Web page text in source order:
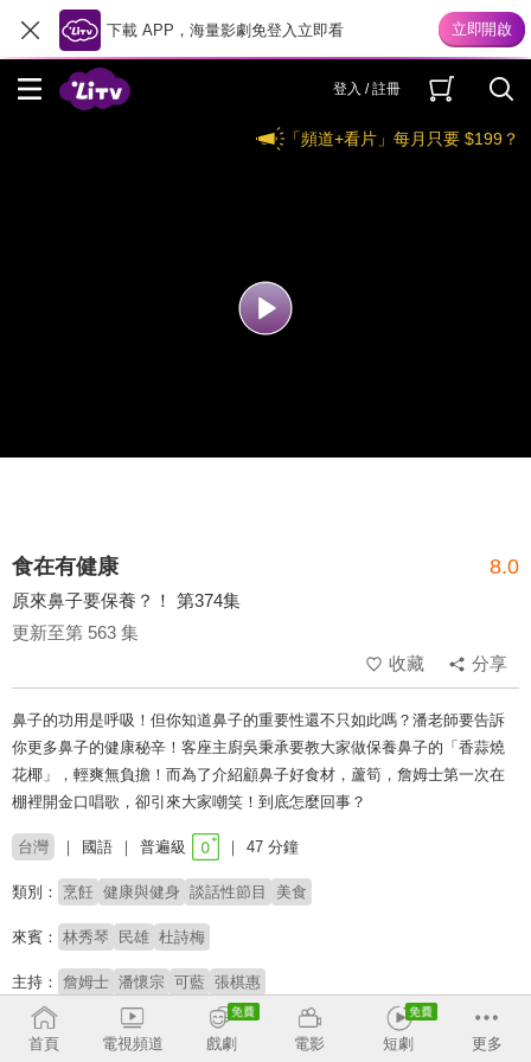
下載 APP，海量影劇免登入立即看
登入 / 註冊
「頻道+看片」每月只要 $199？
食在有健康 8.0
原來鼻子要保養？！ 第374集
更新至第 563 集
收藏
分享
鼻子的功用是呼吸！但你知道鼻子的重要性還不只如此嗎？潘老師要告訴
你更多鼻子的健康秘辛！客座主廚吳秉承要教大家做保養鼻子的「香蒜燒
花椰」，輕爽無負擔！而為了介紹顧鼻子好食材，蘆筍，詹姆士第一次在
棚裡開金口唱歌，卻引來大家嘲笑！到底怎麼回事？
台灣 國語 普遍級 47 分鐘
類別： 烹飪 健康與健身 談話性節目 美食
來賓： 林秀琴 民雄 杜詩梅
主持： 詹姆士 潘懷宗 可藍 張棋惠
# 健康保健
# 料理
首頁
電視頻道 戲劇 電影 短劇 更多